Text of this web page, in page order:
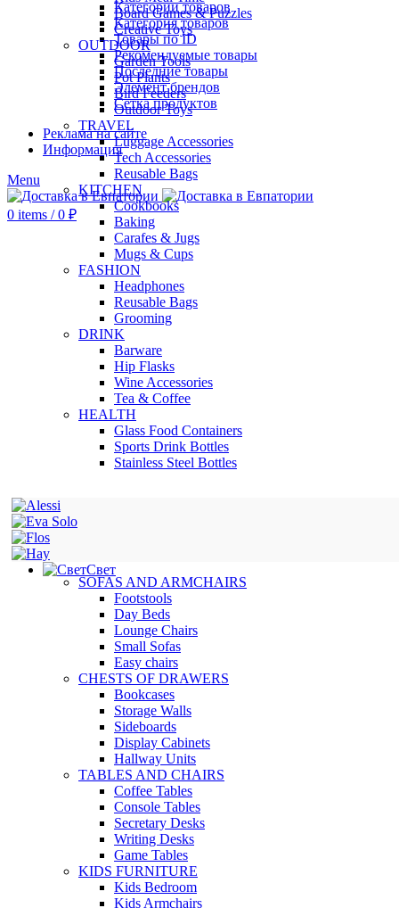
Категории товаров
Категория товаров
Товары по ID
Рекомендуемые товары
Последние товары
Элемент брендов
Сетка продуктов
Реклама на сайте
Информация
Menu
0 items / 0 ₽
Board Games & Puzzles
Creative Toys
OUTDOOR
Garden Tools
Pot Plants
Bird Feeders
Outdoor Toys
TRAVEL
Luggage Accessories
Tech Accessories
Reusable Bags
KITCHEN
Cookbooks
Baking
Carafes & Jugs
Mugs & Cups
FASHION
Headphones
Reusable Bags
Grooming
DRINK
Barware
Hip Flasks
Wine Accessories
Tea & Coffee
HEALTH
Glass Food Containers
Sports Drink Bottles
Stainless Steel Bottles
Свет
SOFAS AND ARMCHAIRS
Footstools
Day Beds
Lounge Chairs
Small Sofas
Easy chairs
CHESTS OF DRAWERS
Bookcases
Storage Walls
Sideboards
Display Cabinets
Hallway Units
TABLES AND CHAIRS
Coffee Tables
Console Tables
Secretary Desks
Writing Desks
Game Tables
KIDS FURNITURE
Kids Bedroom
Kids Armchairs